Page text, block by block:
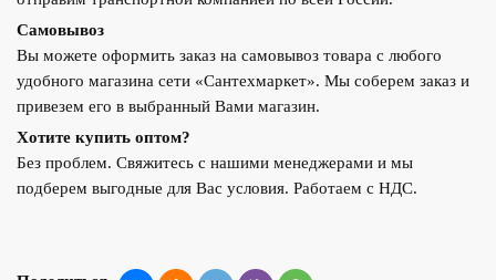
Самовывоз
Вы можете оформить заказ на самовывоз товара с любого
удобного магазина сети «Сантехмаркет». Мы соберем заказ и
привезем его в выбранный Вами магазин.
Хотите купить оптом?
Без проблем. Свяжитесь с нашими менеджерами и мы
подберем выгодные для Вас условия. Работаем с НДС.